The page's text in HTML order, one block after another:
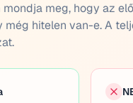
mondja meg, hogy az
hitelen van-e. A